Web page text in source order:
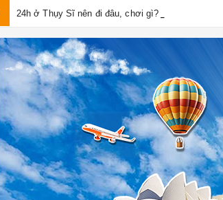
24h ở Thụy Sĩ nên đi đâu, chơi gì?